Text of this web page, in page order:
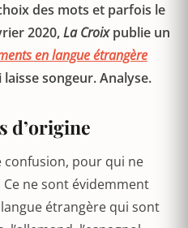
des mots et parfois le
2020,La Croixpublie un
en langue étrangère
songeur. Analyse.
d’origine
confusion, pour qui ne
ne sont évidemment
étrangère qui sont